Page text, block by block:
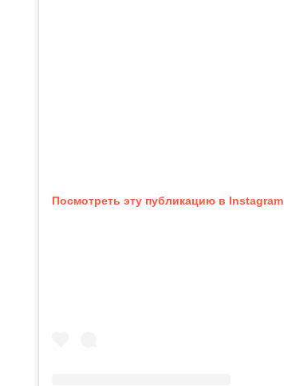
Посмотреть эту публикацию в Instagram